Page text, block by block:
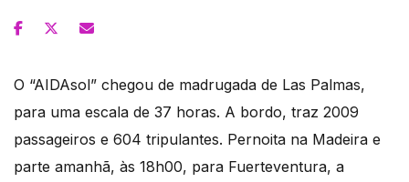
O “AIDAsol” chegou de madrugada de Las Palmas,
para uma escala de 37 horas. A bordo, traz 2009
passageiros e 604 tripulantes. Pernoita na Madeira e
parte amanhã, às 18h00, para Fuerteventura, a